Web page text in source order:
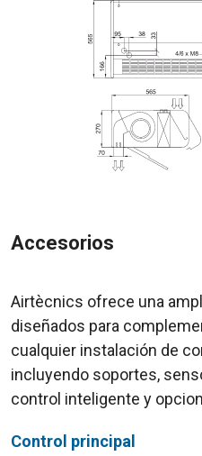
Accesorios
Airtècnics ofrece una
diseñados para
cualquier instalación de
incluyendo soportes,
control inteligente y
Control principal